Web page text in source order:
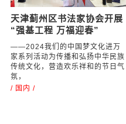
/ 人文 /